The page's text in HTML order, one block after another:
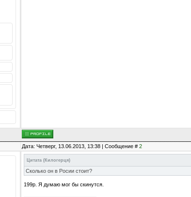
Дата: Четверг, 13.06.2013, 13:38 | Сообщение # 2
Цитата ( Килогерця)
Сколько он в Росии стоит?
199р. Я думаю мог бы скинутся.